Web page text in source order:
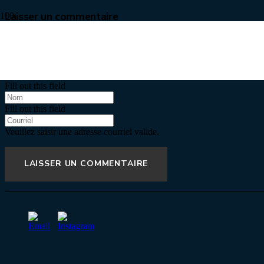
Laisser un commentaire
Fill out this field
Fill out this field
Veuillez saisir une adresse courriel valide.
LAISSER UN COMMENTAIRE